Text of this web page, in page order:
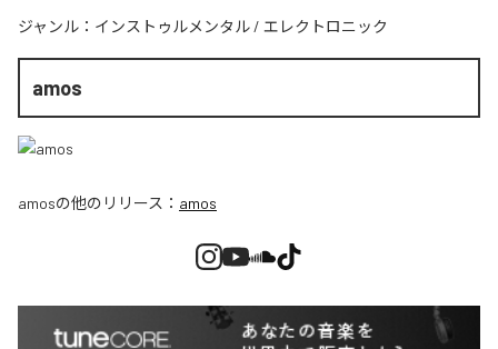
ジャンル： インストゥルメンタル / エレクトロニック
amos
amosの他のリリース： amos